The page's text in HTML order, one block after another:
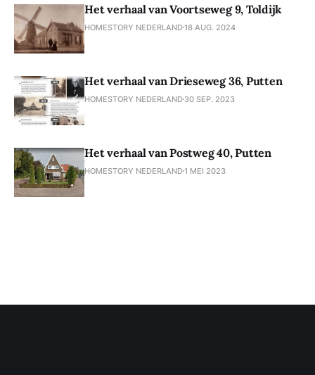
Het verhaal van Voortseweg 9, Toldijk
HOMESTORY NEDERLAND18 AUG. 2024
Het verhaal van Drieseweg 36, Putten
HOMESTORY NEDERLAND 30 SEP. 2023
Het verhaal van Postweg 40, Putten
HOMESTORY NEDERLAND1 MEI 2023